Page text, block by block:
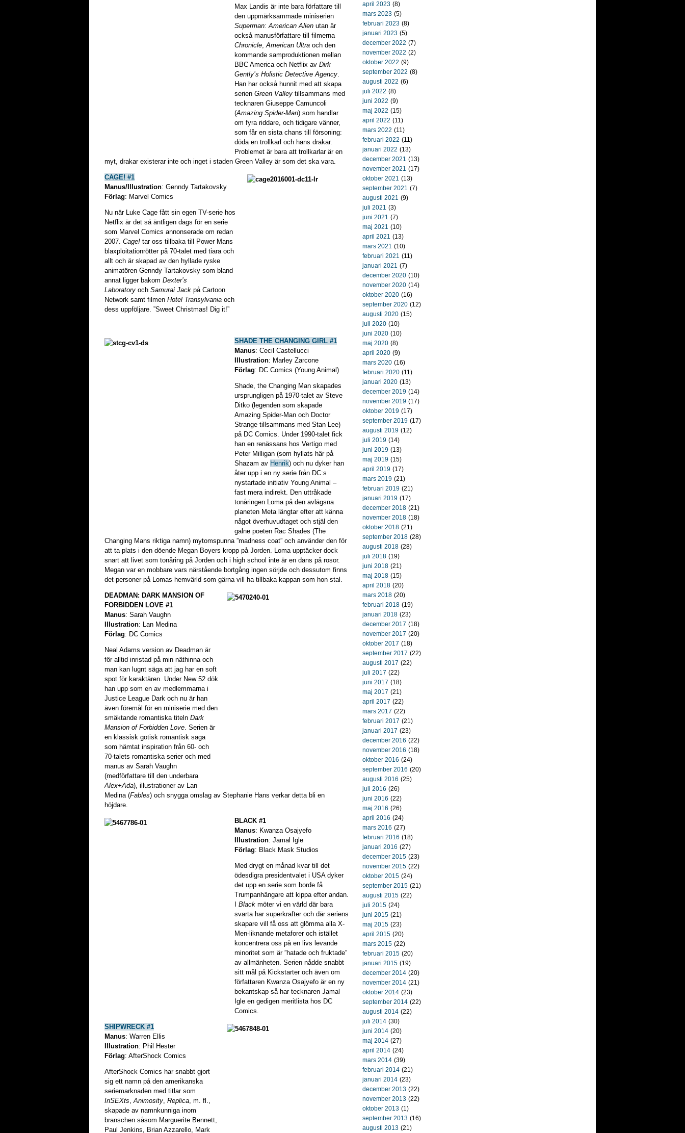
Max Landis är inte bara författare till
den uppmärksammade miniserien
Superman: American Alien utan är
också manusförfattare till filmerna
Chronicle,American Ultra och den
kommande samproduktionen mellan
BBC America och Netflix av Dirk
Gently’s Holistic Detective Agency.
Han har också hunnit med att skapa
serien Green Valley tillsammans med
tecknaren Giuseppe Camuncoli
(Amazing Spider-Man) som handlar
om fyra riddare, och tidigare vänner,
som får en sista chans till försoning:
döda en trollkarl och hans drakar.
Problemet är bara att trollkarlar är en
myt, drakar existerar inte och inget i staden Green Valley är som det ska vara.
CAGE! #1
Manus/Illustration: Genndy Tartakovsky
Förlag: Marvel Comics
Nu när Luke Cage fått sin egen TV-serie hos
Netflix är det så äntligen dags för en serie
som Marvel Comics annonserade om redan
2007. Cage! tar oss tillbaka till Power Mans
blaxploitationrötter på 70-talet med tiara och
allt och är skapad av den hyllade ryske
animatören Genndy Tartakovsky som bland
annat ligger bakom Dexter’s
Laboratory och Samurai Jack på Cartoon
Network samt filmen Hotel Transylvania och
dess uppföljare. ”Sweet Christmas! Dig it!”
SHADE THE CHANGING GIRL #1
Manus: Cecil Castellucci
Illustration: Marley Zarcone
Förlag: DC Comics (Young Animal)
Shade, the Changing Man skapades
ursprungligen på 1970-talet av Steve
Ditko (legenden som skapade
Amazing Spider-Man och Doctor
Strange tillsammans med Stan Lee)
på DC Comics. Under 1990-talet fick
han en renässans hos Vertigo med
Peter Milligan (som hyllats här på
Shazam av Henrik) och nu dyker han
åter upp i en ny serie från DC:s
nystartade initiativ Young Animal –
fast mera indirekt. Den uttråkade
tonåringen Loma på den avlägsna
planeten Meta längtar efter att känna
något överhuvudtaget och stjäl den
galne poeten Rac Shades (The
Changing Mans riktiga namn) mytomspunna ”madness coat” och använder den för
att ta plats i den döende Megan Boyers kropp på Jorden. Loma upptäcker dock
snart att livet som tonåring på Jorden och i high school inte är en dans på rosor.
Megan var en mobbare vars närstående bortgång ingen sörjde och dessutom finns
det personer på Lomas hemvärld som gärna vill ha tillbaka kappan som hon stal.
DEADMAN: DARK MANSION OF
FORBIDDEN LOVE #1
Manus: Sarah Vaughn
Illustration: Lan Medina
Förlag: DC Comics
Neal Adams version av Deadman är
för alltid inristad på min näthinna och
man kan lugnt säga att jag har en soft
spot för karaktären. Under New 52 dök
han upp som en av medlemmarna i
Justice League Dark och nu är han
även föremål för en miniserie med den
smäktande romantiska titeln Dark
Mansion of Forbidden Love. Serien är
en klassisk gotisk romantisk saga
som hämtat inspiration från 60- och
70-talets romantiska serier och med
manus av Sarah Vaughn
(medförfattare till den underbara
Alex+Ada), illustrationer av Lan
Medina (Fables) och snygga omslag av Stephanie Hans verkar detta bli en
höjdare.
BLACK #1
Manus: Kwanza Osajyefo
Illustration: Jamal Igle
Förlag: Black Mask Studios
Med drygt en månad kvar till det
ödesdigra presidentvalet i USA dyker
det upp en serie som borde få
Trumpanhängare att kippa efter andan.
Black möter vi en värld där bara
svarta har superkrafter och där seriens
skapare vill få oss att glömma alla X-
Men-liknande metaforer och istället
koncentrera oss på en livs levande
minoritet som är ”hatade och fruktade”
av allmänheten. Serien nådde snabbt
sitt mål på Kickstarter och även om
författaren Kwanza Osajyefo är en ny
bekantskap så har tecknaren Jamal
Igle en gedigen meritlista hos DC
Comics.
SHIPWRECK #1
Manus: Warren Ellis
Illustration: Phil Hester
Förlag: AfterShock Comics
AfterShock Comics har snabbt gjort
sig ett namn på den amerikanska
seriemarknaden med titlar som
InSEXts,Animosity, Replica, m. fl.,
skapade av namnkunniga inom
branschen såsom Marguerite Bennett,
Paul Jenkins, Brian Azzarello, Mark
april 2023 (8)
mars 2023 (5)
februari 2023 (8)
januari 2023 (5)
december 2022 (7)
november 2022 (2)
oktober 2022 (9)
september 2022 (8)
augusti 2022 (6)
juli 2022 (8)
juni 2022 (9)
maj 2022 (15)
april 2022 (11)
mars 2022 (11)
februari 2022 (11)
januari 2022 (13)
december 2021 (13)
november 2021 (17)
oktober 2021 (13)
september 2021 (7)
augusti 2021 (9)
juli 2021 (3)
juni 2021 (7)
maj 2021 (10)
april 2021 (13)
mars 2021 (10)
februari 2021 (11)
januari 2021 (7)
december 2020 (10)
november 2020 (14)
oktober 2020 (16)
september 2020 (12)
augusti 2020 (15)
juli 2020 (10)
juni 2020 (10)
maj 2020 (8)
april 2020 (9)
mars 2020 (16)
februari 2020 (11)
januari 2020 (13)
december 2019 (14)
november 2019 (17)
oktober 2019 (17)
september 2019 (17)
augusti 2019 (12)
juli 2019 (14)
juni 2019 (13)
maj 2019 (15)
april 2019 (17)
mars 2019 (21)
februari 2019 (21)
januari 2019 (17)
december 2018 (21)
november 2018 (18)
oktober 2018 (21)
september 2018 (28)
augusti 2018 (28)
juli 2018 (19)
juni 2018 (21)
maj 2018 (15)
april 2018 (20)
mars 2018 (20)
februari 2018 (19)
januari 2018 (23)
december 2017 (18)
november 2017 (20)
oktober 2017 (18)
september 2017 (22)
augusti 2017 (22)
juli 2017 (22)
juni 2017 (18)
maj 2017 (21)
april 2017 (22)
mars 2017 (22)
februari 2017 (21)
januari 2017 (23)
december 2016 (22)
november 2016 (18)
oktober 2016 (24)
september 2016 (20)
augusti 2016 (25)
juli 2016 (26)
juni 2016 (22)
maj 2016 (26)
april 2016 (24)
mars 2016 (27)
februari 2016 (18)
januari 2016 (27)
december 2015 (23)
november 2015 (22)
oktober 2015 (24)
september 2015 (21)
augusti 2015 (22)
juli 2015 (24)
juni 2015 (21)
maj 2015 (23)
april 2015 (20)
mars 2015 (22)
februari 2015 (20)
januari 2015 (19)
december 2014 (20)
november 2014 (21)
oktober 2014 (23)
september 2014 (22)
augusti 2014 (22)
juli 2014 (30)
juni 2014 (20)
maj 2014 (27)
april 2014 (24)
mars 2014 (39)
februari 2014 (21)
januari 2014 (23)
december 2013 (22)
november 2013 (22)
oktober 2013 (1)
september 2013 (16)
augusti 2013 (21)